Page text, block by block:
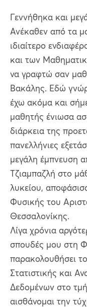
Γεννήθηκα και
Ανέκαθεν από τα
ιδιαίτερο
και των
να γραφτώ σαν
Βακάλης. Εδώ
έχω ακόμα και
μαθητής ένιωσα
διάρκεια της
πανελλήνιες
μεγάλη έμπνευση
Τζιαμπαζλή στο
λυκείου,
Φυσικής του
Θεσσαλονίκης.
Λίγα χρόνια
σπουδές μου στη
παρακολουθήσει
Στατιστικής και
Δεδομένων στο
αισθάνομαι την